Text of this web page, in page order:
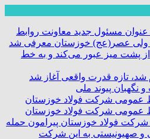
مسئول جدید معاونت روابط
ولی عصر(عج) خوزستان معرفی شد
پشت میز عبور می‌کند و به خط
تازه قدرت واقعی آغاز شد
پیوند ملی
شرکت فولاد خوزستان پیرامون حمله
و صهیونیستی به این شرکت